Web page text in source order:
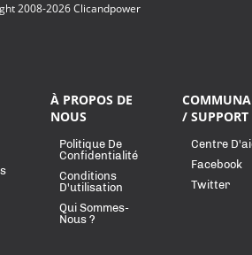
2008-2026 Clicandpower
À PROPOS DE
NOUS
Politique De
Confidentialité
Conditions
D'utilisation
Qui Sommes-
Nous ?
/ SUPPORT
Centre
Facebook
Twitter